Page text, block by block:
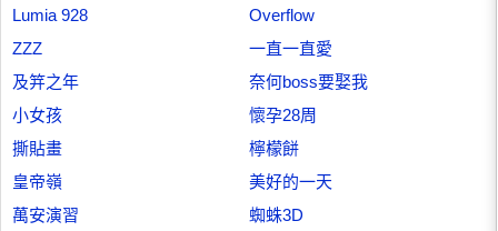
Lumia 928
Overflow
ZZZ
一直一直愛
及笄之年
奈何boss要娶我
小女孩
懷孕28周
撕貼畫
檸檬餅
皇帝嶺
美好的一天
萬安演習
蜘蛛3D